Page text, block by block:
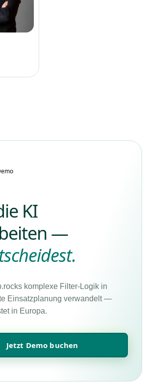
KI
—
komplexe Filter-Logik in
Einsatzplanung verwandelt —
in Europa.
Jetzt Demo buchen